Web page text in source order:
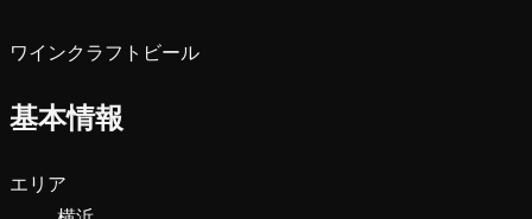
ワインクラフトビール
基本情報
エリア